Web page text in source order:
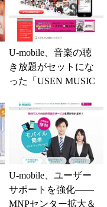
U-mobile、音楽の聴
き放題がセットにな
った「USEN MUSIC
U-mobile、ユーザー
サポートを強化――
MNPセンター拡大＆